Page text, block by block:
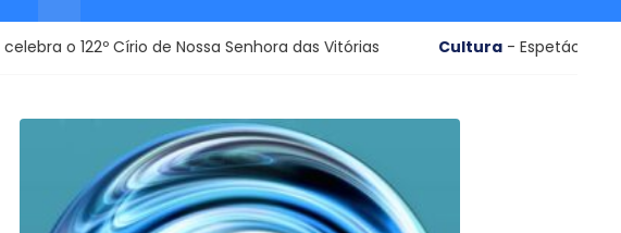
Círio de Nossa Senhora das Vitórias Cultura - Espetáculo premiado